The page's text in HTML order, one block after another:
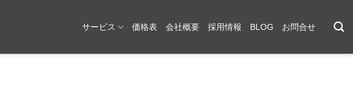
サービス 価格表 会社概要 採用情報 BLOG お問合せ